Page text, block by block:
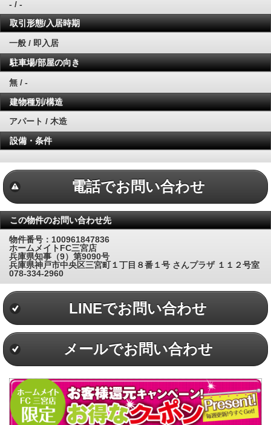
- / -
取引形態/入居時期
一般 / 即入居
駐車場/部屋の向き
無 / -
建物種別/構造
アパート / 木造
設備・条件
電話でお問い合わせ
この物件のお問い合わせ先
物件番号：100961847836
ホームメイトFC三宮店
兵庫県知事（9）第9090号
兵庫県神戸市中央区三宮町１丁目８番１号 さんプラザ １１２号室
078-334-2960
LINEでお問い合わせ
メールでお問い合わせ